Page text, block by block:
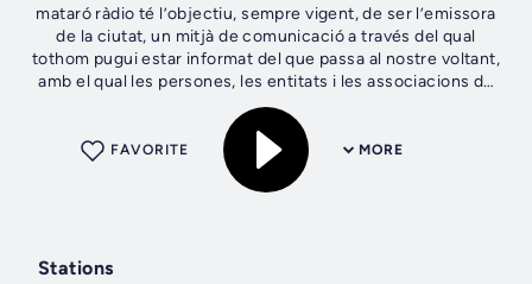
mataró ràdio té l’objectiu, sempre vigent, de ser l’emissora
de la ciutat, un mitjà de comunicació a través del qual
tothom pugui estar informat del que passa al nostre voltant,
amb el qual les persones, les entitats i les associacions de
Mataró...
MORE
FAVORITE
Stations